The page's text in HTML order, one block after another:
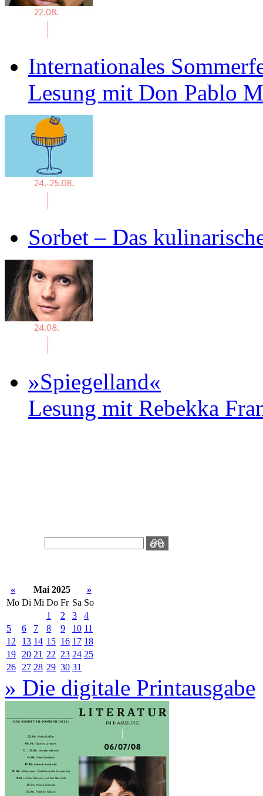
Internationales
Lesung mit Don Pablo
Sorbet – Das
»Spiegelland«
Lesung mit Rebekka
« Mai 2025
»
Mo Di Mi Do Fr Sa So
1
2 3
4
5
6 7 8 9 10 11
12
13 14 15 16 17 18
19
20 21 22 23 24 25
26
27 28 29 30 31
» Die digitale Printausgabe